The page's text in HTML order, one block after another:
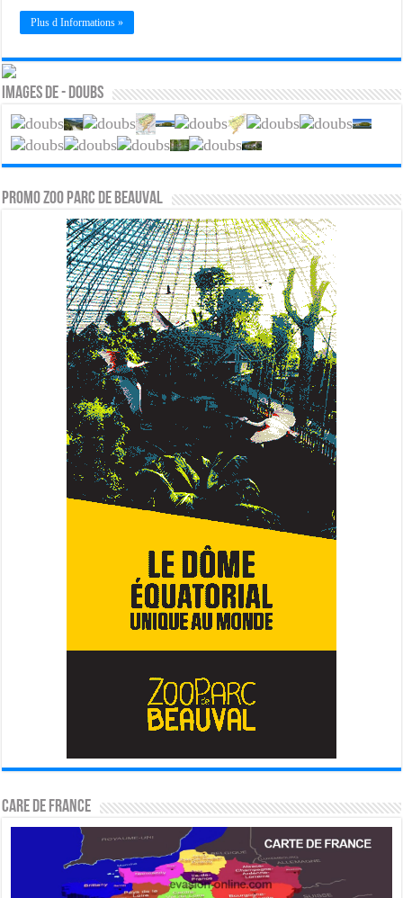
Plus d Informations »
Images de - Doubs
PROMO ZOO PARC DE BEAUVAL
CARE DE FRANCE